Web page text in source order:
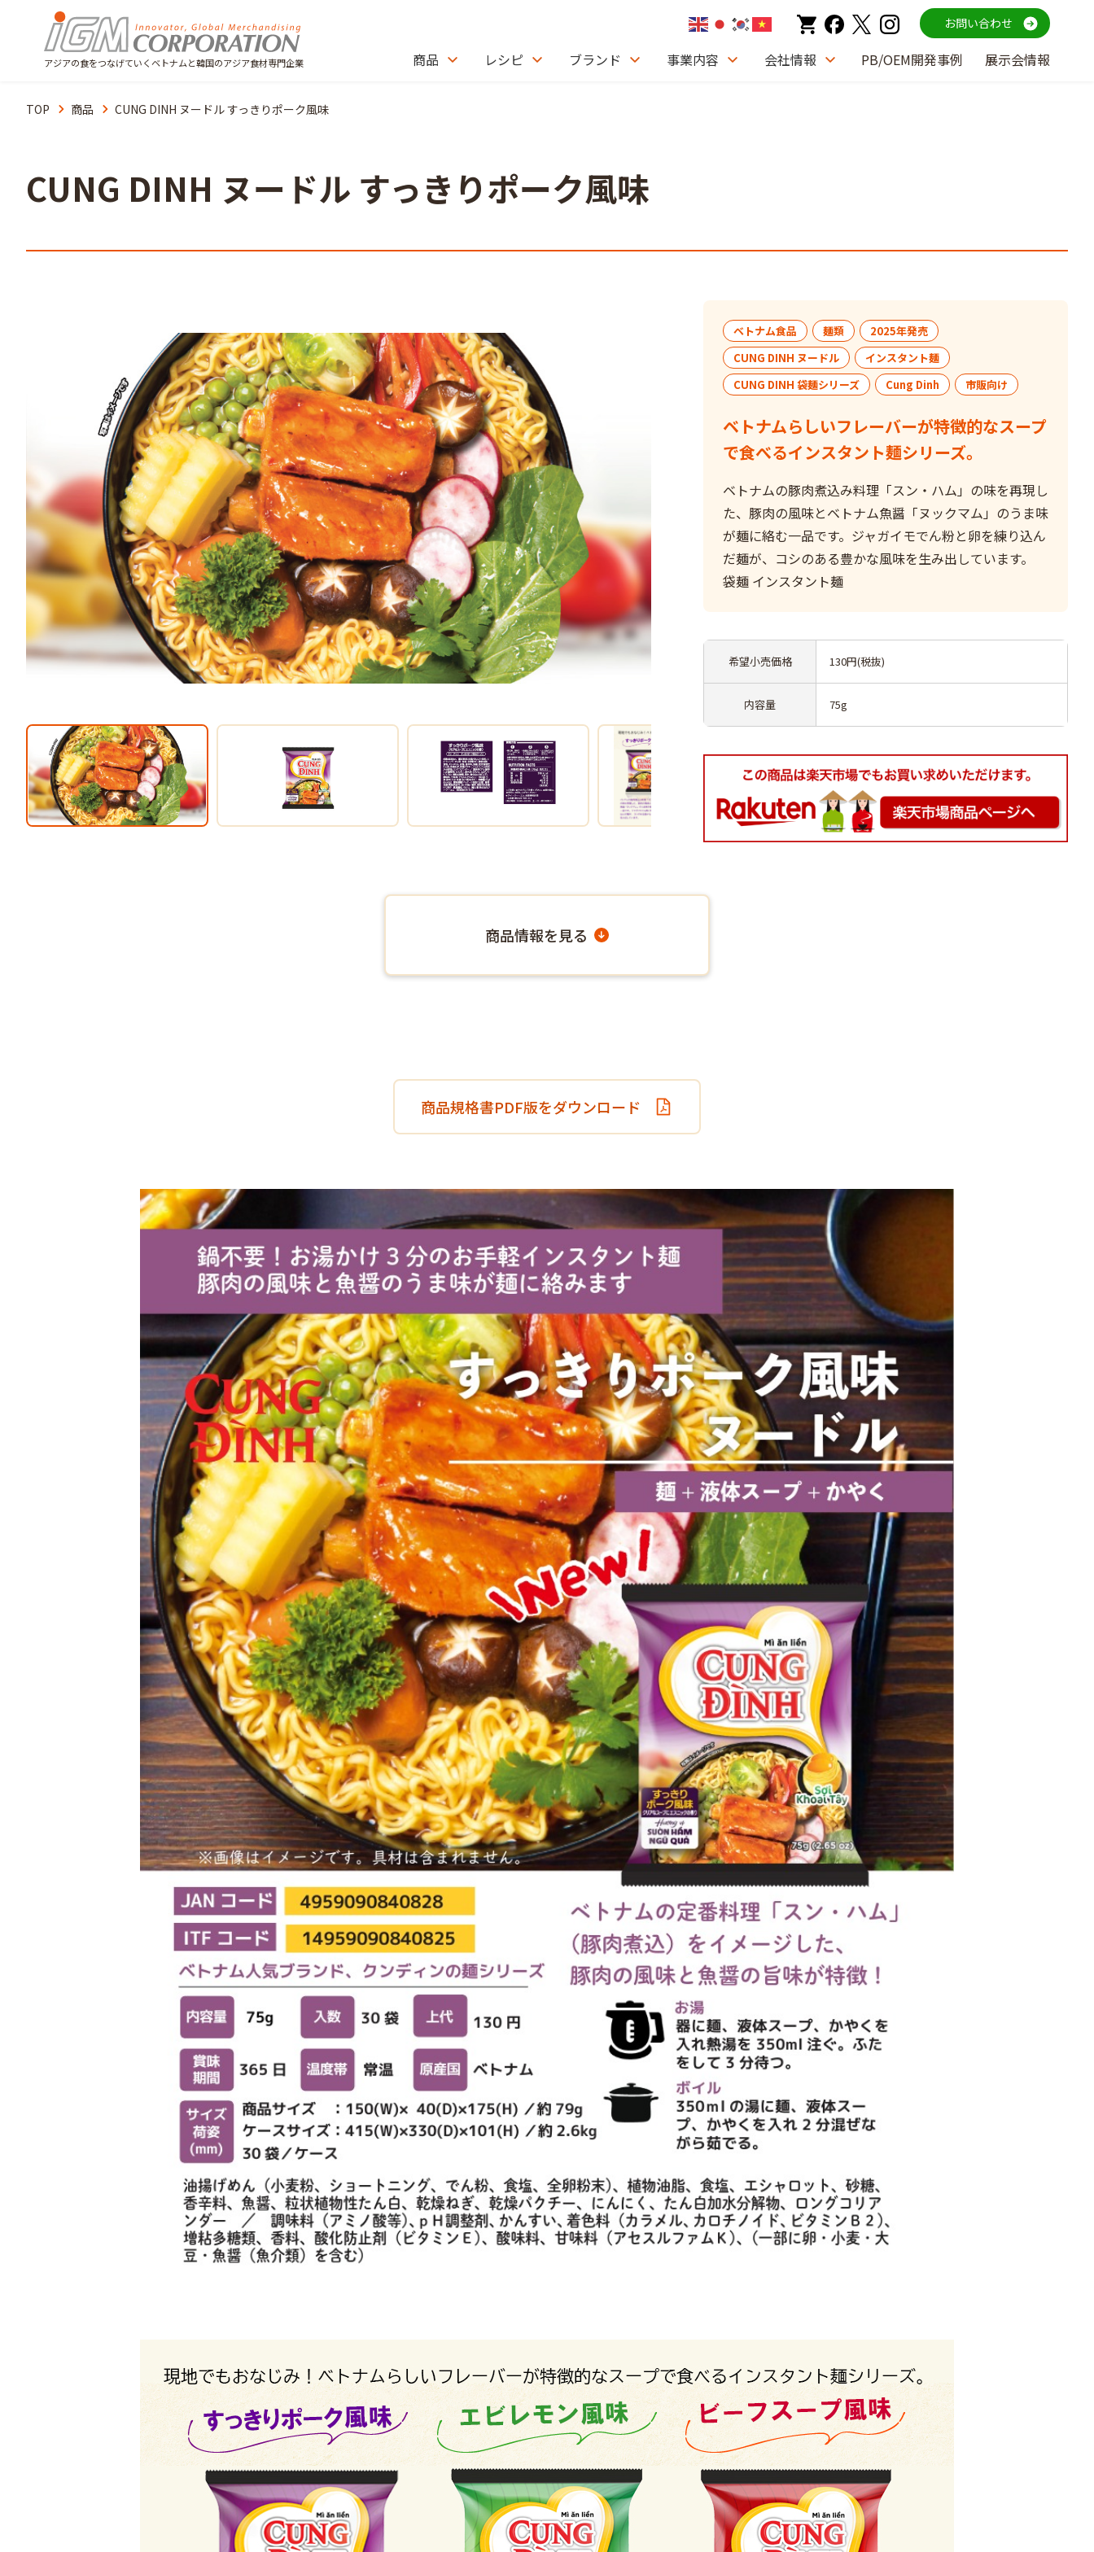
アジアの食をつなげていくベトナムと韓国のアジア食材専門企業 商品 レシピ ブランド 事業内容 会社情報 PB/OEM開発事例 展示会情報
お問い合わせ
TOP 商品 CUNG DINH ヌードル すっきりポーク風味
CUNG DINH ヌードル すっきりポーク風味
ベトナム食品 麺類
2025年発売
CUNG DINH ヌードル
インスタント麺
CUNG DINH 袋麺シリーズ
Cung Dinh 市販向け
ベトナムらしいフレーバーが特徴的なスープ
で食べるインスタント麺シリーズ。
ベトナムの豚肉煮込み料理「スン・ハム」の味を再現し
た、豚肉の風味とベトナム魚醤「ヌックマム」のうま味
が麺に絡む一品です。ジャガイモでん粉と卵を練り込ん
だ麺が、コシのある豊かな風味を生み出しています。
袋麺 インスタント麺
希望小売価格 130円(税抜)
内容量 75g
商品情報を見る
商品規格書PDF版をダウンロード